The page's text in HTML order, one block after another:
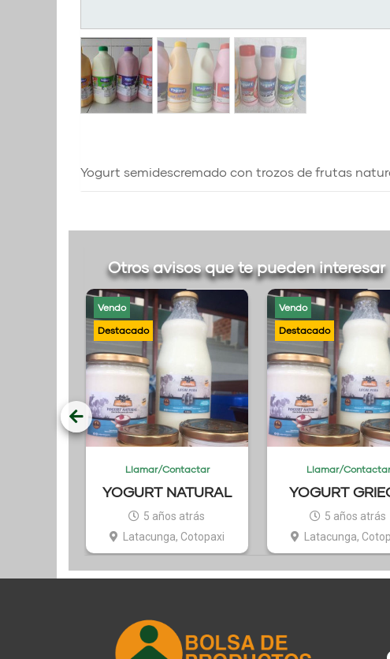
Yogurt semidescremado con trozos de frutas
Otros avisos que te pueden interesar
Vendo
Llamar/Contactar
YOGURT NATURAL
5 años atrás
Latacunga, Cotopaxi
Vendo
Llamar/Contactar
YOGURT
5 años atrás
Latacunga,